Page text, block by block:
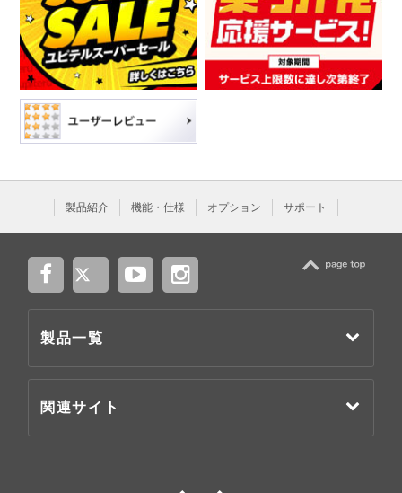
製品紹介 機能・仕様 オプション サポート
製品一覧
関連サイト